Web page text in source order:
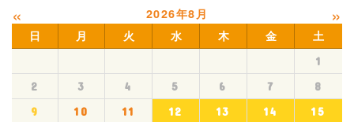
« 2026年8月 »
日 月 火 水 木 金 土
1
2
3 4 5 6 7
8
9
10 11 12 13 14
15